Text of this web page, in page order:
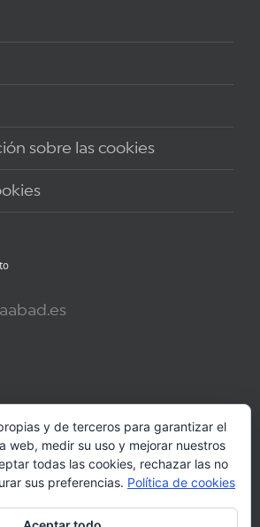
sobre las cookies
y de terceros para garantizar el
web, medir su uso y mejorar nuestros
todas las cookies, rechazar las no
sus preferencias. Política de cookies